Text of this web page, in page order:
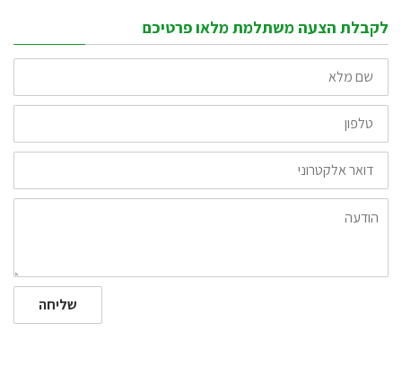
לקבלת הצעה משתלמת מלאו פרטיכם
שם
מלא
טלפון
דואר
אלקטרוני
הודעה
שליחה